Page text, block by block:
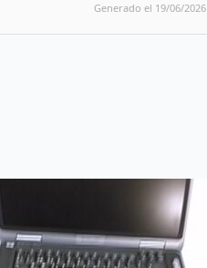
Generado el 19/06/2026